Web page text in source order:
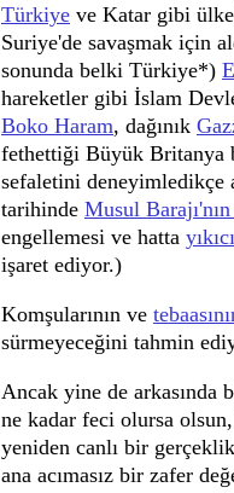
Türkiye ve Katar gibi
Suriye'de savaşmak için
sonunda belki Türkiye*)
hareketler gibi İslam
Boko Haram, dağınık
fethettiği Büyük Britanya
sefaletini deneyimledikçe
tarihinde Musul
engellemesi ve hatta
işaret ediyor.)
Komşularının ve
sürmeyeceğini tahmin
Ancak yine de arkasında
ne kadar feci olursa
yeniden canlı bir
ana acımasız bir zafer